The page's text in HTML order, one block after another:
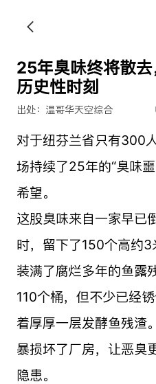
25年臭味终将散
历史性时刻
出处：温哥华天空综合
对于纽芬兰省只有300
场持续了25年的“臭味
希望。
这股臭味来自一家早已
时，留下了150个高约
装满了腐烂多年的鱼露
110个桶，但不少已经
着厚厚一层发酵鱼残渣
暴损坏了厂房，让恶臭
隐患。